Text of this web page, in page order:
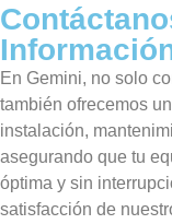
En Gemini, no solo
también ofrecemos
instalación,
asegurando que tu
óptima y sin
satisfacción de